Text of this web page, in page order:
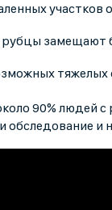
участков
рубцы замещают
тяжелых
90% людей
и